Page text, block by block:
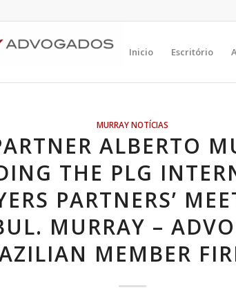
Inicio Escritório
MURRAY NOTÍCIAS
ALBERTO
THE PLG
PARTNERS’
MURRAY –
MEMBER